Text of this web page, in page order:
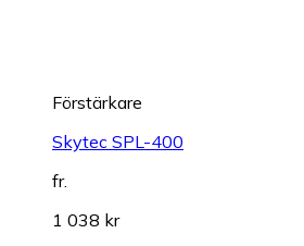
Förstärkare
Skytec SPL-400
fr.
1 038 kr